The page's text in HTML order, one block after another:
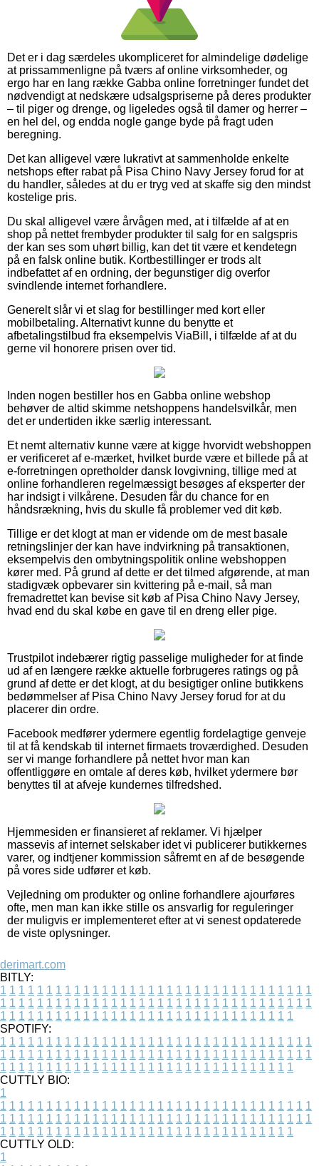
Det er i dag særdeles ukompliceret for almindelige dødelige
at prissammenligne på tværs af online virksomheder, og
ergo har en lang række Gabba online forretninger fundet det
nødvendigt at nedskære udsalgspriserne på deres produkter
– til piger og drenge, og ligeledes også til damer og herrer –
en hel del, og endda nogle gange byde på fragt uden
beregning.
Det kan alligevel være lukrativt at sammenholde enkelte
netshops efter rabat på Pisa Chino Navy Jersey forud for at
du handler, således at du er tryg ved at skaffe sig den mindst
kostelige pris.
Du skal alligevel være årvågen med, at i tilfælde af at en
shop på nettet frembyder produkter til salg for en salgspris
der kan ses som uhørt billig, kan det tit være et kendetegn
på en falsk online butik. Kortbestillinger er trods alt
indbefattet af en ordning, der begunstiger dig overfor
svindlende internet forhandlere.
Generelt slår vi et slag for bestillinger med kort eller
mobilbetaling. Alternativt kunne du benytte et
afbetalingstilbud fra eksempelvis ViaBill, i tilfælde af at du
gerne vil honorere prisen over tid.
Inden nogen bestiller hos en Gabba online webshop
behøver de altid skimme netshoppens handelsvilkår, men
det er undertiden ikke særlig interessant.
Et nemt alternativ kunne være at kigge hvorvidt webshoppen
er verificeret af e-mærket, hvilket burde være et billede på at
e-forretningen opretholder dansk lovgivning, tillige med at
online forhandleren regelmæssigt besøges af eksperter der
har indsigt i vilkårene. Desuden får du chance for en
håndsrækning, hvis du skulle få problemer ved dit køb.
Tillige er det klogt at man er vidende om de mest basale
retningslinjer der kan have indvirkning på transaktionen,
eksempelvis den ombytningspolitik online webshoppen
kører med. På grund af dette er det tilmed afgørende, at man
stadigvæk opbevarer sin kvittering på e-mail, så man
fremadrettet kan bevise sit køb af Pisa Chino Navy Jersey,
hvad end du skal købe en gave til en dreng eller pige.
Trustpilot indebærer rigtig passelige muligheder for at finde
ud af en længere række aktuelle forbrugeres ratings og på
grund af dette er det klogt, at du besigtiger online butikkens
bedømmelser af Pisa Chino Navy Jersey forud for at du
placerer din ordre.
Facebook medfører ydermere egentlig fordelagtige genveje
til at få kendskab til internet firmaets troværdighed. Desuden
ser vi mange forhandlere på nettet hvor man kan
offentliggøre en omtale af deres køb, hvilket ydermere bør
benyttes til at afveje kundernes tilfredshed.
Hjemmesiden er finansieret af reklamer. Vi hjælper
massevis af internet selskaber idet vi publicerer butikkernes
varer, og indtjener kommission såfremt en af de besøgende
på vores side udfører et køb.
Vejledning om produkter og online forhandlere ajourføres
ofte, men man kan ikke stille os ansvarlig for reguleringer
der muligvis er implementeret efter at vi senest opdaterede
de viste oplysninger.
derimart.com
BITLY:
1 1 1 1 1 1 1 1 1 1 1 1 1 1 1 1 1 1 1 1 1 1 1 1 1 1 1 1 1 1 1 1 1 1
1 1 1 1 1 1 1 1 1 1 1 1 1 1 1 1 1 1 1 1 1 1 1 1 1 1 1 1 1 1 1 1 1 1
1 1 1 1 1 1 1 1 1 1 1 1 1 1 1 1 1 1 1 1 1 1 1 1 1 1 1 1 1 1 1 1
SPOTIFY:
1 1 1 1 1 1 1 1 1 1 1 1 1 1 1 1 1 1 1 1 1 1 1 1 1 1 1 1 1 1 1 1 1 1
1 1 1 1 1 1 1 1 1 1 1 1 1 1 1 1 1 1 1 1 1 1 1 1 1 1 1 1 1 1 1 1 1 1
1 1 1 1 1 1 1 1 1 1 1 1 1 1 1 1 1 1 1 1 1 1 1 1 1 1 1 1 1 1 1 1
CUTTLY BIO:
1
1 1 1 1 1 1 1 1 1 1 1 1 1 1 1 1 1 1 1 1 1 1 1 1 1 1 1 1 1 1 1 1 1 1
1 1 1 1 1 1 1 1 1 1 1 1 1 1 1 1 1 1 1 1 1 1 1 1 1 1 1 1 1 1 1 1 1 1
1 1 1 1 1 1 1 1 1 1 1 1 1 1 1 1 1 1 1 1 1 1 1 1 1 1 1 1 1 1 1 1
CUTTLY OLD:
1